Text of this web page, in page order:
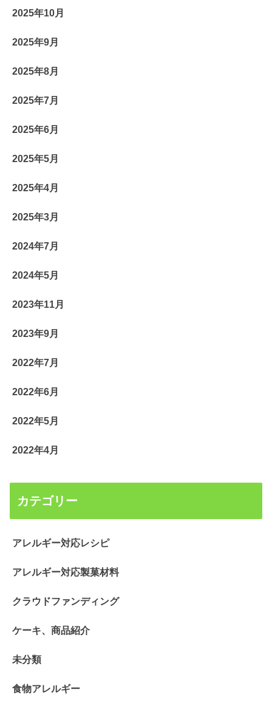
2025年10月
2025年9月
2025年8月
2025年7月
2025年6月
2025年5月
2025年4月
2025年3月
2024年7月
2024年5月
2023年11月
2023年9月
2022年7月
2022年6月
2022年5月
2022年4月
カテゴリー
アレルギー対応レシピ
アレルギー対応製菓材料
クラウドファンディング
ケーキ、商品紹介
未分類
食物アレルギー